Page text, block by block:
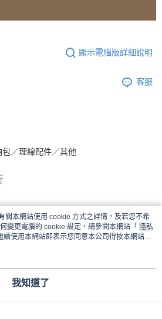
顯示電腦版詳細說明
客服
包／理線配件／其他
關本網站使用 cookie 方式之詳情，及若您不希
變更電腦的 cookie 設定，請參閱本網站「 隱私
續使用本網站即表示您同意本公司得按本網站使
。
我知道了